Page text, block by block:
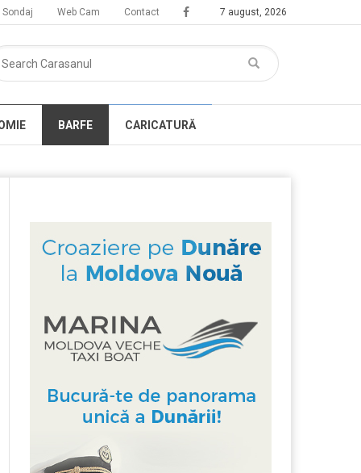
7 august, 2026
Sondaj Web Cam Contact
BARFE CARICATURĂ